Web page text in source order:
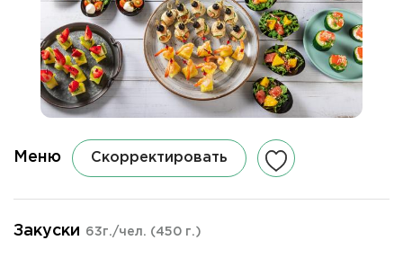
Меню Скорректировать
Закуски 63г./чел. (450 г.)